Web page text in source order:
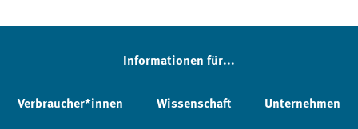
Informationen für...
Verbraucher*innen Wissenschaft Unternehmen